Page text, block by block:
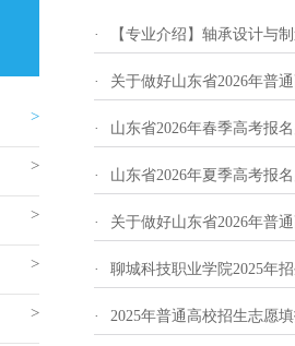
· 【专业介绍】轴承设计与
· 关于做好山东省2026年普
· 山东省2026年春季高考报名
· 山东省2026年夏季高考报名
· 关于做好山东省2026年普
· 聊城科技职业学院2025年
· 2025年普通高校招生志愿